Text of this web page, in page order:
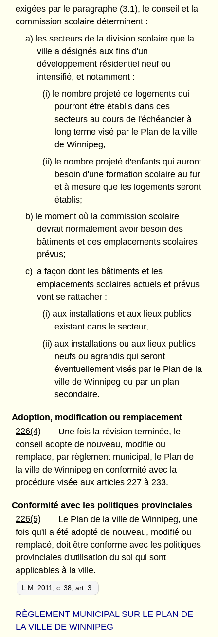
exigées par le paragraphe (3.1), le conseil et la
commission scolaire déterminent :
a) les secteurs de la division scolaire que la
ville a désignés aux fins d'un
développement résidentiel neuf ou
intensifié, et notamment :
(i) le nombre projeté de logements qui
pourront être établis dans ces
secteurs au cours de l'échéancier à
long terme visé par le Plan de la ville
de Winnipeg,
(ii) le nombre projeté d'enfants qui auront
besoin d'une formation scolaire au fur
et à mesure que les logements seront
établis;
b) le moment où la commission scolaire
devrait normalement avoir besoin des
bâtiments et des emplacements scolaires
prévus;
c) la façon dont les bâtiments et les
emplacements scolaires actuels et prévus
vont se rattacher :
(i) aux installations et aux lieux publics
existant dans le secteur,
(ii) aux installations ou aux lieux publics
neufs ou agrandis qui seront
éventuellement visés par le Plan de la
ville de Winnipeg ou par un plan
secondaire.
Adoption, modification ou remplacement
226(4)
Une fois la révision terminée, le
conseil adopte de nouveau, modifie ou
remplace, par règlement municipal, le Plan de
la ville de Winnipeg en conformité avec la
procédure visée aux articles 227 à 233.
Conformité avec les politiques provinciales
226(5)
Le Plan de la ville de Winnipeg, une
fois qu'il a été adopté de nouveau, modifié ou
remplacé, doit être conforme avec les politiques
provinciales d'utilisation du sol qui sont
applicables à la ville.
L.M. 2011, c. 38, art. 3.
RÈGLEMENT MUNICIPAL SUR LE PLAN DE
LA VILLE DE WINNIPEG